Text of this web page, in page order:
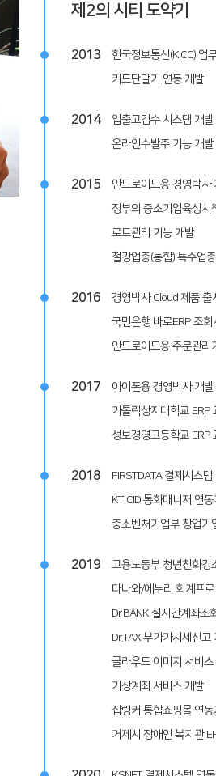
제2의 시티 도약기
2013
한국정보통신(KICC) 업
카드단말기 연동 개발
2014
입출고검수 시스템 개발
온라인수발주 기능 개발
2015
안드로이드용 경영박사
정부의 중소기업육성시
로트관리 기능 개발
철강업종(통합) 특수업
2016
경영박사 Cloud 제품 출
국민은행 바로ERP 조
안드로이드용 주문관리
2017
아이폰용 경영박사 개발
가톨릭상지대학교 ERP
성보경영고등학교 ERP
2018
FIRSTDATA 결제시스
KT CID 통화매니저 연
중소벤처기업부 창업기
2019
고용노동부 청년친화강
다나와/에누리 회계프
Dr.BANK 실시간계좌조
Dr.TAX 부가가치세신고
클라우드 이미지 서비스
가상계좌 서비스 개발
샵링커 통합쇼핑몰 연동
거제시 장애인 복지관